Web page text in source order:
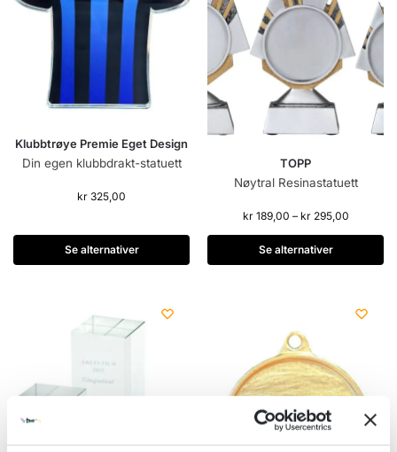
Klubbtrøye Premie Eget Design
Din egen klubbdrakt-statuett
kr 325,00
Se alternativer
TOPP
Nøytral Resinastatuett
kr189,00 – kr295,00
Se alternativer